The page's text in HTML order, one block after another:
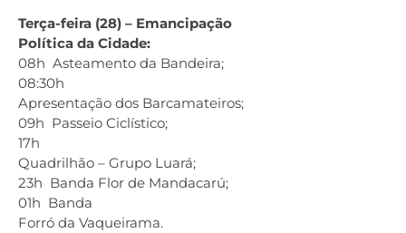
Terça-feira (28) – Emancipação
Política da Cidade:
08h Asteamento da Bandeira;
08:30h
Apresentação dos Barcamateiros;
09h Passeio Ciclístico;
17h
Quadrilhão – Grupo Luará;
23h Banda Flor de Mandacarú;
01h Banda
Forró da Vaqueirama.